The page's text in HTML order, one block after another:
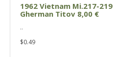
1962 Vietnam Mi.217-219
Gherman Titov 8,00 €
..
$0.49